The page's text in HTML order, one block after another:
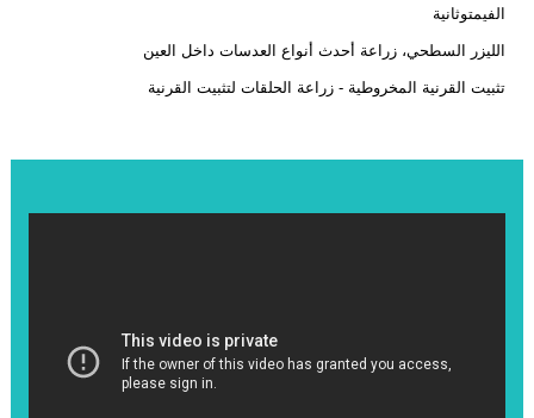
الفيمتوثانية
الليزر السطحي، زراعة أحدث أنواع العدسات داخل العين
تثبيت القرنية المخروطية - زراعة الحلقات لتثبيت القرنية